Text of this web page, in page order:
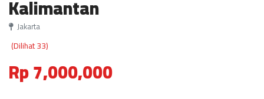
Kalimantan
Jakarta
(Dilihat 33)
Rp 7,000,000